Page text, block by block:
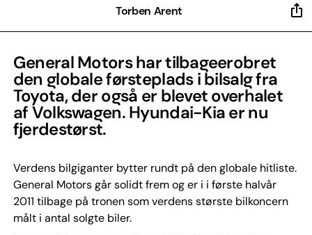
Torben Arent
General Motors har tilbageerobret
den globale førsteplads i bilsalg fra
Toyota, der også er blevet overhalet
af Volkswagen. Hyundai-Kia er nu
fjerdestørst.
Verdens bilgiganter bytter rundt på den globale hitliste.
General Motors går solidt frem og er i i første halvår
2011 tilbage på tronen som verdens største bilkoncern
målt i antal solgte biler.